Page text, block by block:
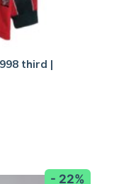
third |
- 22%